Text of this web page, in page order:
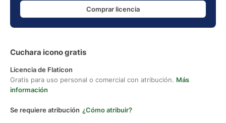
Comprar licencia
Cuchara icono gratis
Licencia de Flaticon
Gratis para uso personal o comercial con atribución. Más
información
Se requiere atribución ¿Cómo atribuir?